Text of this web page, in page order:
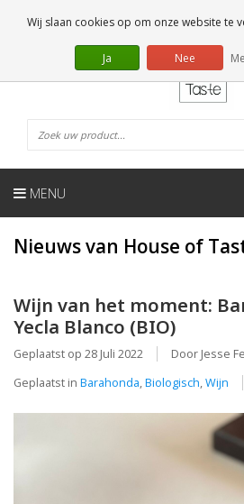
NL
MENU
Nieuws van House of
Wijn van het moment:
Yecla Blanco (BIO)
Geplaatst op 28 Juli 2022
Door Jesse
Geplaatst in Barahonda,Biologisch,Wijn
Wij slaan cookies op om onze website te
Ja Nee